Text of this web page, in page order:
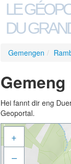
LE
DU
Gemengen /
Hei fannt dir eng
Geoportal.
+
–